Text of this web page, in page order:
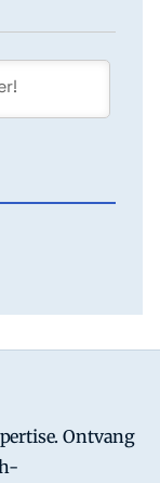
Ontvang